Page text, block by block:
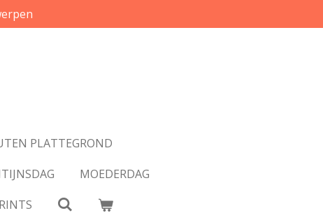
PLATTEGROND
MOEDERDAG